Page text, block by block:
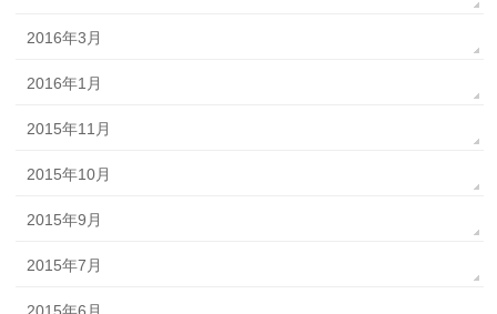
2016年3月
2016年1月
2015年11月
2015年10月
2015年9月
2015年7月